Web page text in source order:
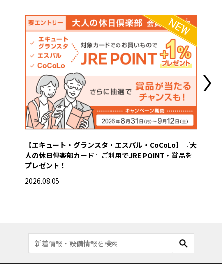
【エキュート・グランスタ・エスパル・CoCoLo】『大
人の休日倶楽部カード』ご利用でJRE POINT・賞品を
プレゼント！
2026.08.05